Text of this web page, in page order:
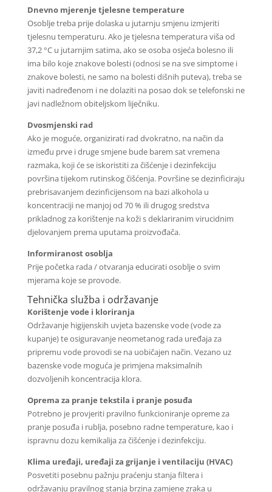
Dnevno mjerenje tjelesne temperature
Osoblje treba prije dolaska u jutarnju smjenu izmjeriti
tjelesnu temperaturu. Ako je tjelesna temperatura viša od
37,2 °C u jutarnjim satima, ako se osoba osjeća bolesno ili
ima bilo koje znakove bolesti (odnosi se na sve simptome i
znakove bolesti, ne samo na bolesti dišnih puteva), treba se
javiti nadređenom i ne dolaziti na posao dok se telefonski ne
javi nadležnom obiteljskom liječniku.
Dvosmjenski rad
Ako je moguće, organizirati rad dvokratno, na način da
između prve i druge smjene bude barem sat vremena
razmaka, koji će se iskoristiti za čišćenje i dezinfekciju
površina tijekom rutinskog čišćenja. Površine se dezinficiraju
prebrisavanjem dezinficijensom na bazi alkohola u
koncentraciji ne manjoj od 70 % ili drugog sredstva
prikladnog za korištenje na koži s deklariranim virucidnim
djelovanjem prema uputama proizvođača.
Informiranost osoblja
Prije početka rada / otvaranja educirati osoblje o svim
mjerama koje se provode.
Tehnička služba i održavanje
Korištenje vode i kloriranja
Održavanje higijenskih uvjeta bazenske vode (vode za
kupanje) te osiguravanje neometanog rada uređaja za
pripremu vode provodi se na uobičajen način. Vezano uz
bazenske vode moguća je primjena maksimalnih
dozvoljenih koncentracija klora.
Oprema za pranje tekstila i pranje posuđa
Potrebno je provjeriti pravilno funkcioniranje opreme za
pranje posuđa i rublja, posebno radne temperature, kao i
ispravnu dozu kemikalija za čišćenje i dezinfekciju.
Klima uređaji, uređaji za grijanje i ventilaciju (HVAC)
Posvetiti posebnu pažnju praćenju stanja filtera i
održavanju pravilnog stanja brzina zamjene zraka u